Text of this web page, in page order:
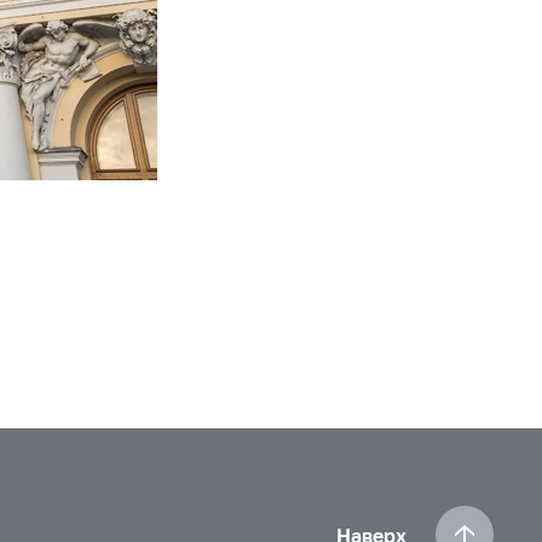
Наверх